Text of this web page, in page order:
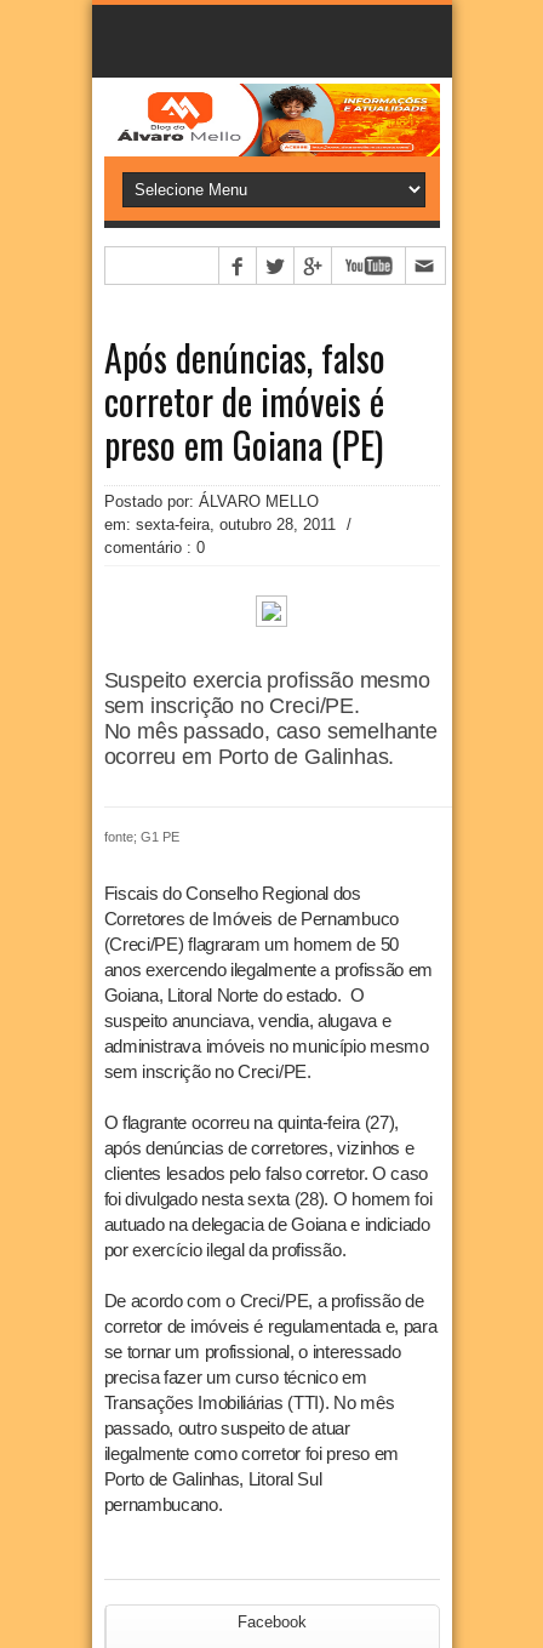
Após denúncias, falso
corretor de imóveis é
preso em Goiana (PE)
Postado por: ÁLVARO MELLO
em: sexta-feira, outubro 28, 2011
/
comentário : 0
Suspeito exercia profissão mesmo
sem inscrição no Creci/PE.
No mês passado, caso semelhante
ocorreu em Porto de Galinhas.
fonte; G1 PE
Fiscais do Conselho Regional dos
Corretores de Imóveis de Pernambuco
(Creci/PE) flagraram um homem de 50
anos exercendo ilegalmente a profissão em
Goiana, Litoral Norte do estado. O
suspeito anunciava, vendia, alugava e
administrava imóveis no município mesmo
sem inscrição no Creci/PE.
O flagrante ocorreu na quinta-feira (27),
após denúncias de corretores, vizinhos e
clientes lesados pelo falso corretor. O caso
foi divulgado nesta sexta (28). O homem foi
autuado na delegacia de Goiana e indiciado
por exercício ilegal da profissão.
De acordo com o Creci/PE, a profissão de
corretor de imóveis é regulamentada e, para
se tornar um profissional, o interessado
precisa fazer um curso técnico em
Transações Imobiliárias (TTI). No mês
passado, outro suspeito de atuar
ilegalmente como corretor foi preso em
Porto de Galinhas, Litoral Sul
pernambucano.
Facebook